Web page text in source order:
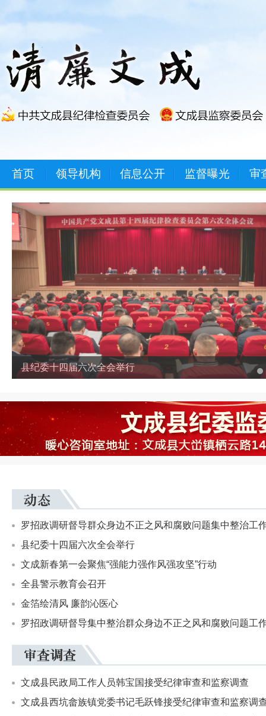
首页 领导机构 信息公开 监督曝光 审
县纪委十四届六次全会举行
罗招政调研督导群众身边不正之风和腐败问题集中整治工
县纪委十四届六次全会举行
文成新春第一会聚焦“强能力强作风强攻坚”行动
全县警示教育会召开
金箔绘清风 廉韵沁医心
罗招政调研督导集中整治群众身边不正之风和腐败问题工
文成县民政局工作人员韩宝国接受纪律审查和监察调查
文成县西坑畲族镇党委书记毛跃锋接受纪律审查和监察调